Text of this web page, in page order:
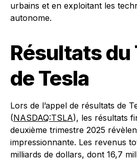
urbains et en exploitant les
autonome.
Résultats
de Tesla
Lors de l’appel de résultats de
(NASDAQ:TSLA), les résultats
deuxième trimestre 2025
impressionnante. Les revenus
milliards de dollars, dont 16,7